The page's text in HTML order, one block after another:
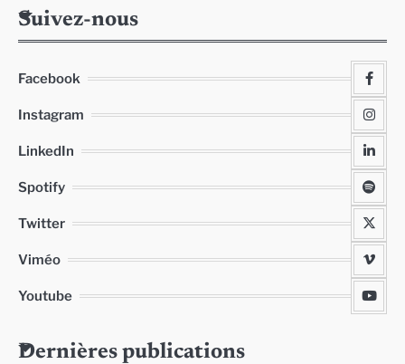
Suivez-nous
Facebook
Instagram
LinkedIn
Spotify
Twitter
Viméo
Youtube
Dernières publications